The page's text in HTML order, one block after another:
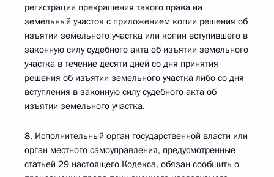
регистрации прекращения такого права на
земельный участок с приложением копии решения об
изъятии земельного участка или копии вступившего в
законную силу судебного акта об изъятии земельного
участка в течение десяти дней со дня принятия
решения об изъятии земельного участка либо со дня
вступления в законную силу судебного акта об
изъятии земельного участка.
8. Исполнительный орган государственной власти или
орган местного самоуправления, предусмотренные
статьей 29 настоящего Кодекса, обязан сообщить о